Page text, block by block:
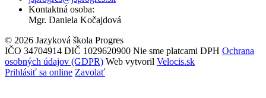
Kontaktná osoba:
Mgr. Daniela Kočajdová
© 2026 Jazyková škola Progres
IČO 34704914 DIČ 1029620900 Nie sme platcami DPH Ochrana
osobných údajov (GDPR) Web vytvoril Velocis.sk
Prihlásiť sa online Zavolať